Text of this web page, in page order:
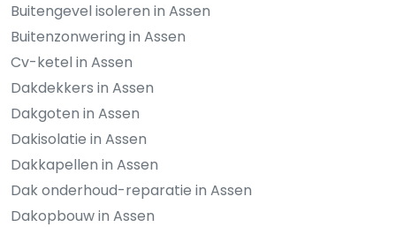
Buitengevel isoleren in Assen
Buitenzonwering in Assen
Cv-ketel in Assen
Dakdekkers in Assen
Dakgoten in Assen
Dakisolatie in Assen
Dakkapellen in Assen
Dak onderhoud-reparatie in Assen
Dakopbouw in Assen